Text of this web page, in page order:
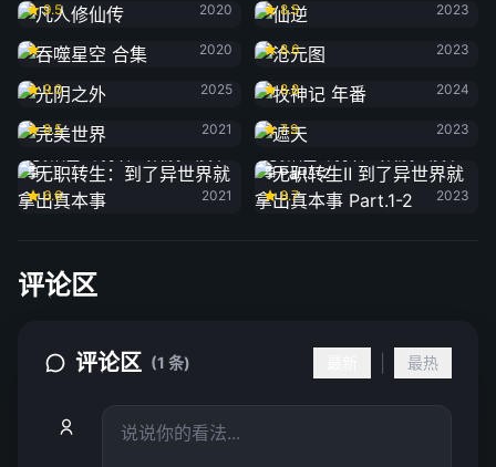
9.5
2020
8.5
2023
吞噬星空 合集
2020
沧元图
8.6
2023
光阴之外
9.0
2025
牧神记 年番
8.8
2024
完美世界
8.5
2021
遮天
7.9
2023
事
6.6
2021
事 Part.1-2
8.7
2023
评论区
评论区 (1 条) 最热